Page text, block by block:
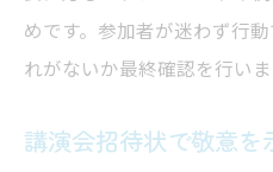
めです。参加者が迷わず行
れがないか最終確認を行いま
講演会招待状で敬意を